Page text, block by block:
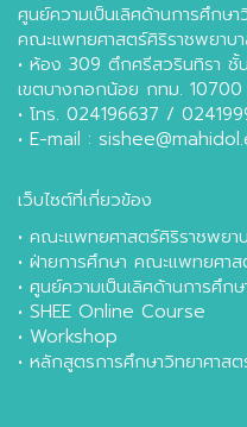
ศูนย์ความเป็นเลิศด้านการศึกษ
คณะแพทยศาสตร์ศิริราชพยาบ
• ห้อง 309 ตึกศรีสวรินทิรา ชั้
เขตบางกอกน้อย กทม. 10700
• โทร. 024196637 /
• E-mail :
เว็บไซต์ที่เกี่ยวข้อง
• คณะแพทยศาสตร์ศิริราชพยา
• ฝ่ายการศึกษา คณะแพทยศาส
• ศูนย์ความเป็นเลิศด้านการศึก
• SHEE Online Course
• Workshop
• หลักสูตรการศึกษาวิทยาศาส